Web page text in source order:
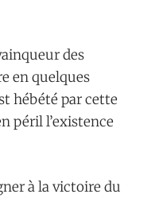
des
en quelques
hébété par cette
péril l’existence
à la victoire du